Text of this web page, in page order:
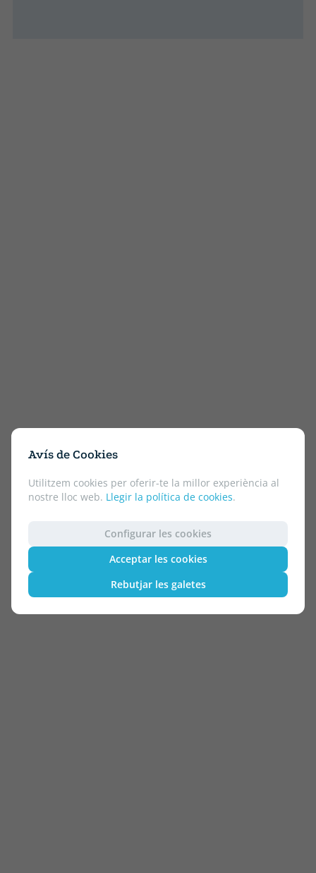
Avís de Cookies
Utilitzem cookies per oferir-te la millor experiència al
nostre lloc web. Llegir la política de cookies.
Configurar les cookies
Acceptar les cookies
Rebutjar les galetes